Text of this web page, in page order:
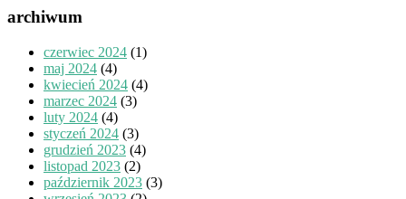
archiwum
czerwiec 2024 (1)
maj 2024 (4)
kwiecień 2024 (4)
marzec 2024 (3)
luty 2024 (4)
styczeń 2024 (3)
grudzień 2023 (4)
listopad 2023 (2)
październik 2023 (3)